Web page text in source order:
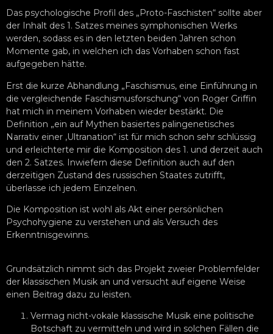
Das psychologische Profil des „Proto-Faschisten“ sollte aber
der Inhalt des 1. Satzes meines symphonischen Werks
werden, sodass es in den letzten beiden Jahren schon
Momente gab, in welchen ich das Vorhaben schon fast
aufgegeben hätte.
Erst die kurze Abhandlung „Faschismus, eine Einführung in
die vergleichende Faschismusforschung“ von Roger Griffin
hat mich in meinem Vorhaben wieder bestärkt. Die
Definition „ein auf Mythen basiertes palingenetisches
Narrativ einer ‚Ultranation“ ist für mich schon sehr schlüssig
und erleichterte mir die Komposition des 1. und derzeit auch
den 2. Satzes. Inwiefern diese Definition auch auf den
derzeitigen Zustand des russischen Staates zutrifft,
überlasse ich jedem Einzelnen.
Die Komposition ist wohl als Akt einer persönlichen
Psychohygiene zu verstehen und als Versuch des
Erkenntnisgewinns.
Grundsätzlich nimmt sich das Projekt zweier Problemfelder
der klassischen Musik an und versucht auf eigene Weise
einen Beitrag dazu zu leisten.
Vermag nicht-vokale klassische Musik eine politische
Botschaft zu vermitteln und wird in solchen Fällen die